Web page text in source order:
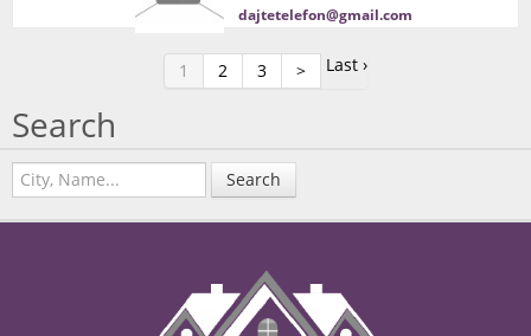
dajtetelefon@gmail.com
1 2 3 > Last ›
Search
Search